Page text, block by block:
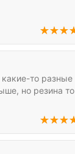
какие-то разные
но резина то